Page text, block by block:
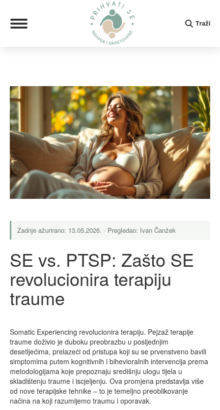
Search:
Traži
Zadnje ažurirano: 13.05.2026. · Pregledao: Ivan Čanžek
SE vs. PTSP: Zašto SE
revolucionira terapiju
traume
Somatic Experiencing revolucionira terapiju. Pejzaž terapije
traume doživio je duboku preobrazbu u posljednjim
desetljećima, prelazeći od pristupa koji su se prvenstveno bavili
simptomima putem kognitivnih i bihevioralnih intervencija prema
metodologijama koje prepoznaju središnju ulogu tijela u
skladištenju traume i iscjeljenju. Ova promjena predstavlja više
od nove terapijske tehnike – to je temeljno preoblikovanje
načina na koji razumijemo traumu i oporavak.